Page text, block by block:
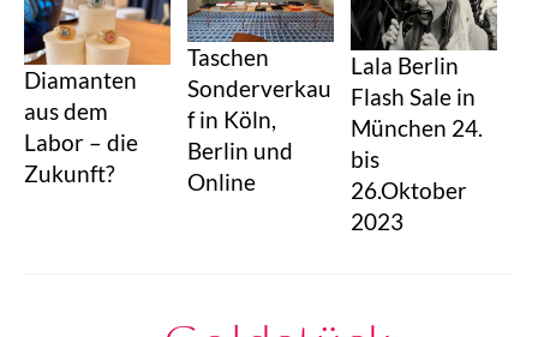
Diamanten
aus dem
Labor – die
Zukunft?
Taschen
Sonderverkau
f in Köln,
Berlin und
Online
Lala Berlin
Flash Sale in
München 24.
bis
26.Oktober
2023